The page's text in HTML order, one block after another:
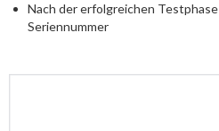
Nach der erfolgreichen
Seriennummer